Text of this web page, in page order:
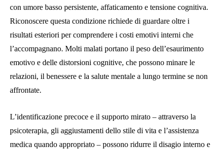
con umore basso persistente, affaticamento e tensione cognitiva.
Riconoscere questa condizione richiede di guardare oltre i
risultati esteriori per comprendere i costi emotivi interni che
l’accompagnano. Molti malati portano il peso dell’esaurimento
emotivo e delle distorsioni cognitive, che possono minare le
relazioni, il benessere e la salute mentale a lungo termine se non
affrontate.
L’identificazione precoce e il supporto mirato – attraverso la
psicoterapia, gli aggiustamenti dello stile di vita e l’assistenza
medica quando appropriato – possono ridurre il disagio interno e